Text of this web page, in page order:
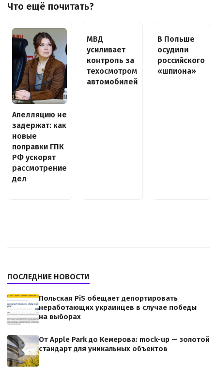
Что ещё почитать?
Апелляцию не
задержат: как
новые
поправки ГПК
РФ ускорят
рассмотрение
дел
МВД
усиливает
контроль за
техосмотром
автомобилей
В Польше
осудили
российского
«шпиона»
ПОСЛЕДНИЕ НОВОСТИ
Польская PiS обещает депортировать
неработающих украинцев в случае победы
на выборах
От Apple Park до Кемерова: mock-up — золотой
стандарт для уникальных объектов